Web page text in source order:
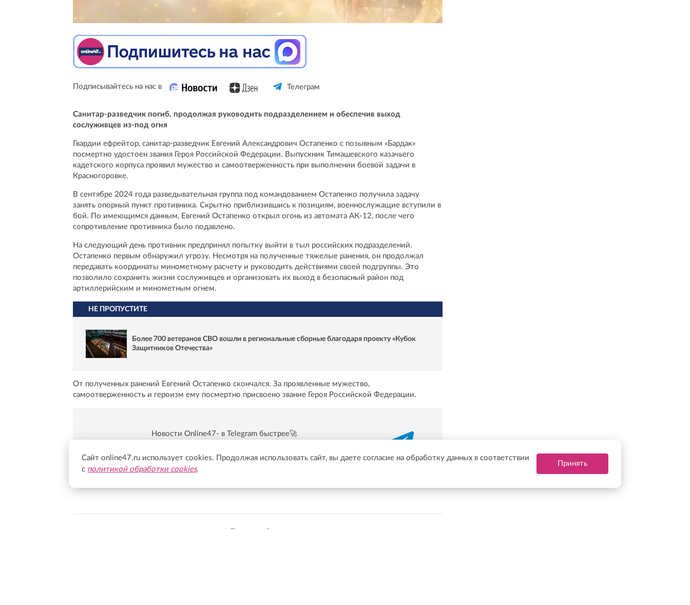
Подписывайтесь на нас в Телеграм
Санитар-разведчик погиб, продолжая руководить подразделением и обеспечив выход
сослуживцев из-под огня
Гвардии ефрейтор, санитар-разведчик Евгений Александрович Остапенко с позывным «Бардак»
посмертно удостоен звания Героя Российской Федерации. Выпускник Тимашевского казачьего
кадетского корпуса проявил мужество и самоотверженность при выполнении боевой задачи в
Красногоровке.
В сентябре 2024 года разведывательная группа под командованием Остапенко получила задачу
занять опорный пункт противника. Скрытно приблизившись к позициям, военнослужащие вступили в
бой. По имеющимся данным, Евгений Остапенко открыл огонь из автомата АК-12, после чего
сопротивление противника было подавлено.
На следующий день противник предпринял попытку выйти в тыл российских подразделений.
Остапенко первым обнаружил угрозу. Несмотря на полученные тяжелые ранения, он продолжал
передавать координаты минометному расчету и руководить действиями своей подгруппы. Это
позволило сохранить жизни сослуживцев и организовать их выход в безопасный район под
артиллерийским и минометным огнем.
НЕ ПРОПУСТИТЕ
Более 700 ветеранов СВО вошли в региональные сборные благодаря проекту «Кубок
Защитников Отечества»
От полученных ранений Евгений Остапенко скончался. За проявленные мужество,
самоотверженность и героизм ему посмертно присвоено звание Героя Российской Федерации.
Новости Online47- в Telegram быстрее🚀
Показать больше
Сайт online47.ru использует cookies. Продолжая использовать сайт, вы даете согласие на обработку данных в соответствии
с политикой обработки cookies.
Принять